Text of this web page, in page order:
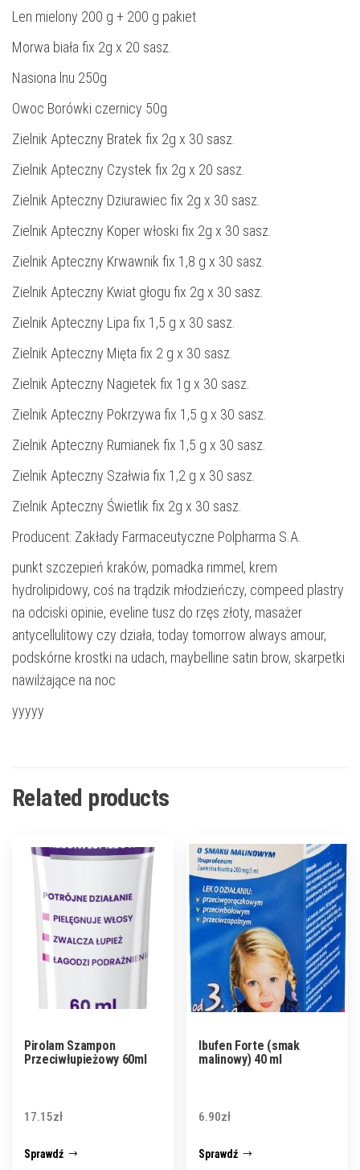
Len mielony 200 g + 200 g pakiet
Morwa biała fix 2g x 20 sasz.
Nasiona lnu 250g
Owoc Borówki czernicy 50g
Zielnik Apteczny Bratek fix 2g x 30 sasz.
Zielnik Apteczny Czystek fix 2g x 20 sasz.
Zielnik Apteczny Dziurawiec fix 2g x 30 sasz.
Zielnik Apteczny Koper włoski fix 2g x 30 sasz.
Zielnik Apteczny Krwawnik fix 1,8 g x 30 sasz.
Zielnik Apteczny Kwiat głogu fix 2g x 30 sasz.
Zielnik Apteczny Lipa fix 1,5 g x 30 sasz.
Zielnik Apteczny Mięta fix 2 g x 30 sasz.
Zielnik Apteczny Nagietek fix 1g x 30 sasz.
Zielnik Apteczny Pokrzywa fix 1,5 g x 30 sasz.
Zielnik Apteczny Rumianek fix 1,5 g x 30 sasz.
Zielnik Apteczny Szałwia fix 1,2 g x 30 sasz.
Zielnik Apteczny Świetlik fix 2g x 30 sasz.
Producent: Zakłady Farmaceutyczne Polpharma S.A.
punkt szczepień kraków, pomadka rimmel, krem
hydrolipidowy, coś na trądzik młodzieńczy, compeed plastry
na odciski opinie, eveline tusz do rzęs złoty, masażer
antycellulitowy czy działa, today tomorrow always amour,
podskórne krostki na udach, maybelline satin brow, skarpetki
nawilżające na noc
yyyyy
Related products
Pirolam Szampon
Przeciwłupieżowy 60ml
17.15zł
Sprawdź
Ibufen Forte (smak
malinowy) 40 ml
6.90zł
Sprawdź